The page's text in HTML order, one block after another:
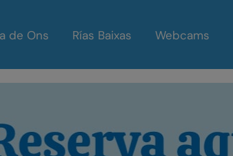
de Ons Rías Baixas Webcams